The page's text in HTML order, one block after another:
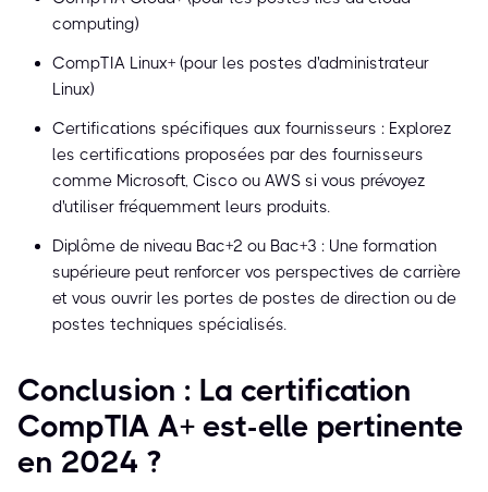
computing)
CompTIA Linux+ (pour les postes d'administrateur
Linux)
Certifications spécifiques aux fournisseurs : Explorez
les certifications proposées par des fournisseurs
comme Microsoft, Cisco ou AWS si vous prévoyez
d'utiliser fréquemment leurs produits.
Diplôme de niveau Bac+2 ou Bac+3 : Une formation
supérieure peut renforcer vos perspectives de carrière
et vous ouvrir les portes de postes de direction ou de
postes techniques spécialisés.
Conclusion : La certification
CompTIA A+ est-elle pertinente
en 2024 ?